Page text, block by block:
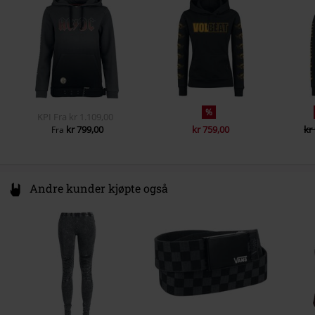
Ermelengde
Langermet
Kengurulommer
mørkerød
www.emp.de
KPI Fra kr 1.109,00
Fra kr 799,00
%
kr 759,00 kr
Andre kunder kjøpte også